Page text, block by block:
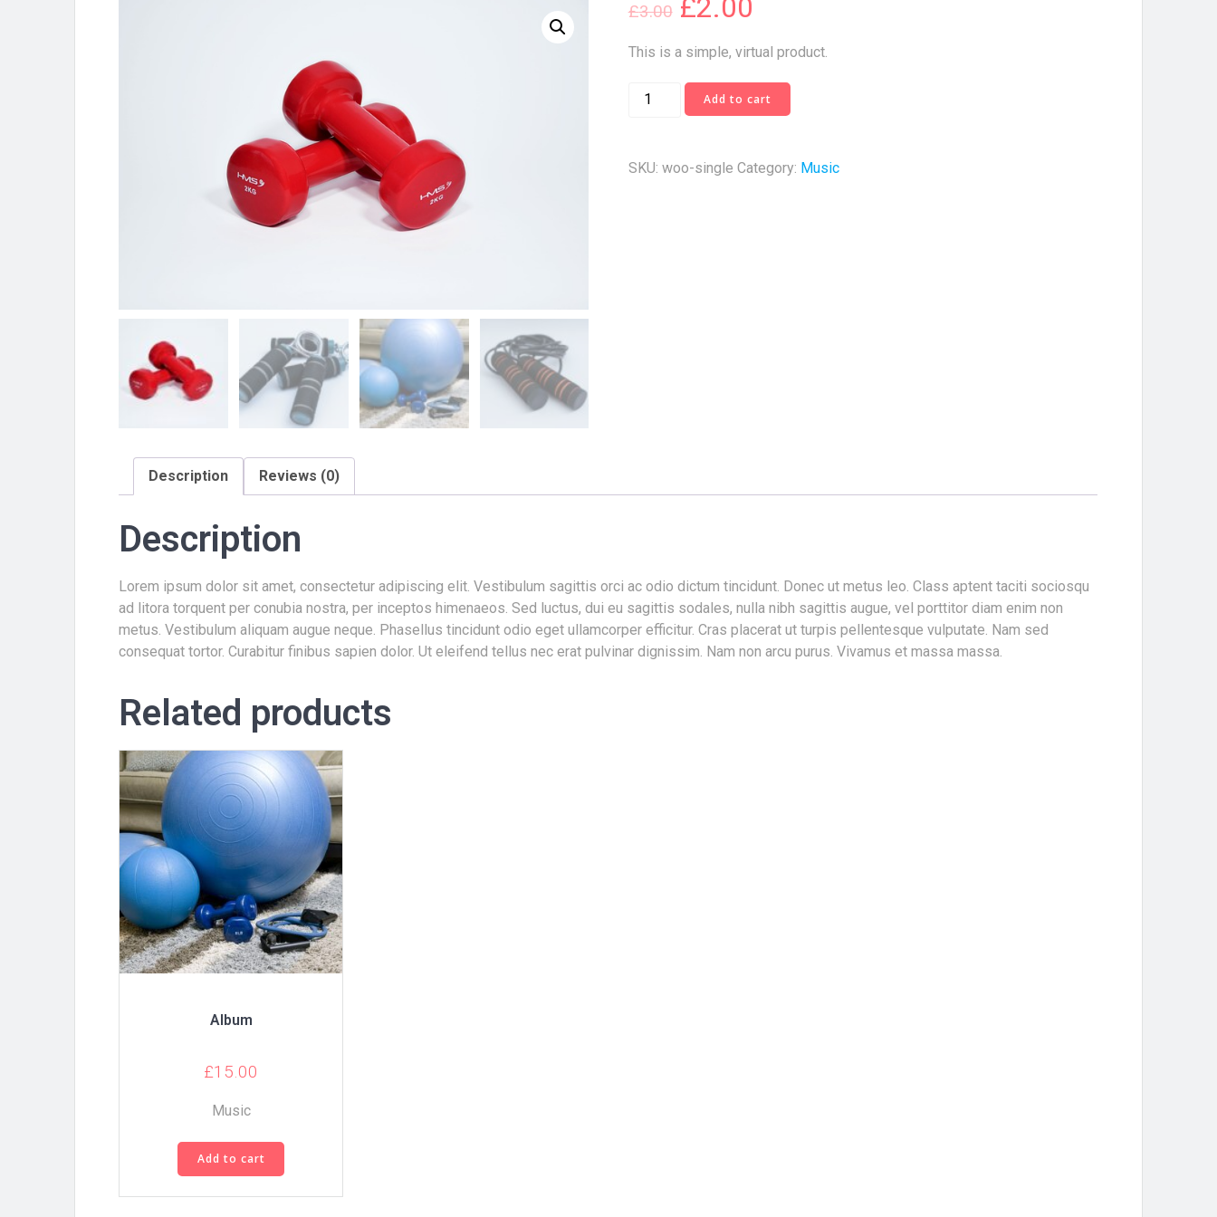
£3.00 £2.00
This is a simple, virtual product.
Single
Add to cart
SKU: woo-single Category: Music
Description Reviews (0)
Description
Lorem ipsum dolor sit amet, consectetur adipiscing elit. Vestibulum sagittis orci ac odio dictum tincidunt. Donec ut metus leo. Class aptent taciti sociosqu
ad litora torquent per conubia nostra, per inceptos himenaeos. Sed luctus, dui eu sagittis sodales, nulla nibh sagittis augue, vel porttitor diam enim non
metus. Vestibulum aliquam augue neque. Phasellus tincidunt odio eget ullamcorper efficitur. Cras placerat ut turpis pellentesque vulputate. Nam sed
consequat tortor. Curabitur finibus sapien dolor. Ut eleifend tellus nec erat pulvinar dignissim. Nam non arcu purus. Vivamus et massa massa.
Related products
Album
£15.00
Music
Add to cart